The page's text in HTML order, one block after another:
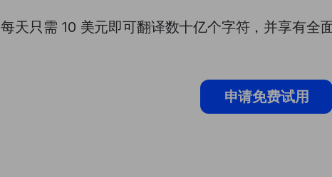
每天只需 10 美元即可翻译数十亿个字符，并享有全
申请免费试用